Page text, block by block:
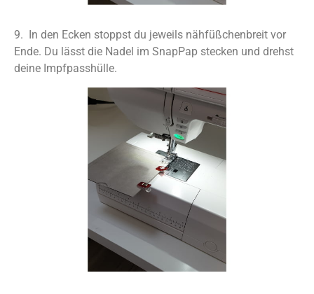
9. In den Ecken stoppst du jeweils nähfüßchenbreit vor
Ende. Du lässt die Nadel im SnapPap stecken und drehst
deine Impfpasshülle.